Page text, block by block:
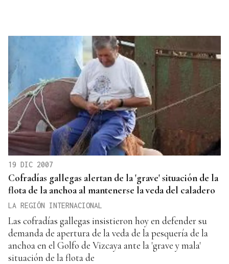
19 DIC 2007
Cofradías gallegas alertan de la 'grave' situación de la
flota de la anchoa al mantenerse la veda del caladero
LA REGIÓN INTERNACIONAL
Las cofradías gallegas insistieron hoy en defender su
demanda de apertura de la veda de la pesquería de la
anchoa en el Golfo de Vizcaya ante la 'grave y mala'
situación de la flota de